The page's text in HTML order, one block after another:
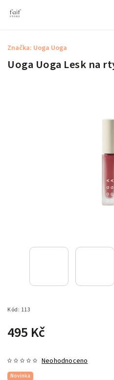
Uoga Uoga Lesk na
Kód: 113
495 Kč
Novinka
Neohodnoceno
Značka: Uoga Uoga